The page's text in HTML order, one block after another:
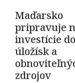
Maďarsko
pripravuje
investície
úložísk a
zdrojov